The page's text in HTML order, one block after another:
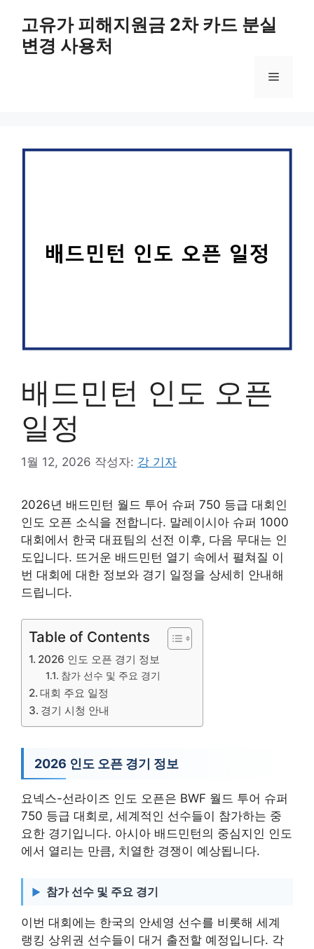
고유가 피해지원금 2차 카드 분실
변경 사용처
메
배드민턴 인도 오픈
일정
1월 12, 2026 작성자: 강 기자
2026년 배드민턴 월드 투어 슈퍼 750 등급 대회인
인도 오픈 소식을 전합니다. 말레이시아 슈퍼 1000
대회에서 한국 대표팀의 선전 이후, 다음 무대는 인
도입니다. 뜨거운 배드민턴 열기 속에서 펼쳐질 이
번 대회에 대한 정보와 경기 일정을 상세히 안내해
드립니다.
Table of Contents
2026 인도 오픈 경기 정보
참가 선수 및 주요 경기
대회 주요 일정
경기 시청 안내
2026 인도 오픈 경기 정보
요넥스-선라이즈 인도 오픈은 BWF 월드 투어 슈퍼
750 등급 대회로, 세계적인 선수들이 참가하는 중
요한 경기입니다. 아시아 배드민턴의 중심지인 인도
에서 열리는 만큼, 치열한 경쟁이 예상됩니다.
참가 선수 및 주요 경기
이번 대회에는 한국의 안세영 선수를 비롯해 세계
랭킹 상위권 선수들이 대거 출전할 예정입니다. 각